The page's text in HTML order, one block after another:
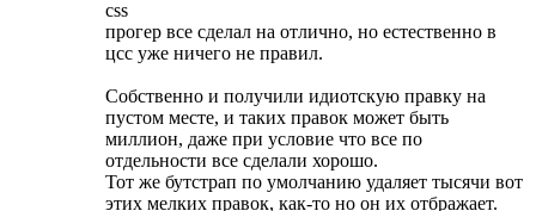
css
прогер все сделал на отлично, но естественно в
цсс уже ничего не правил.
Собственно и получили идиотскую правку на
пустом месте, и таких правок может быть
миллион, даже при условие что все по
отдельности все сделали хорошо.
Тот же бутстрап по умолчанию удаляет тысячи вот
этих мелких правок, как-то но он их отбражает.